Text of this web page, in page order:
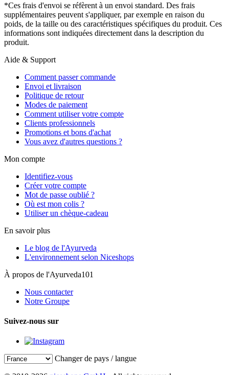
*Ces frais d'envoi se réfèrent à un envoi standard. Des frais
supplémentaires peuvent s'appliquer, par exemple en raison du
poids, de la taille ou des caractéristiques spécifiques du produit. Ces
informations sont indiquées directement dans la description du
produit.
Aide & Support
Comment passer commande
Envoi et livraison
Politique de retour
Modes de paiement
Comment utiliser votre compte
Clients professionnels
Promotions et bons d'achat
Vous avez d'autres questions ?
Mon compte
Identifiez-vous
Créer votre compte
Mot de passe oublié ?
Où est mon colis ?
Utiliser un chèque-cadeau
En savoir plus
Le blog de l'Ayurveda
L'environnement selon Niceshops
À propos de l'Ayurveda101
Nous contacter
Notre Groupe
Suivez-nous sur
Changer de pays / langue